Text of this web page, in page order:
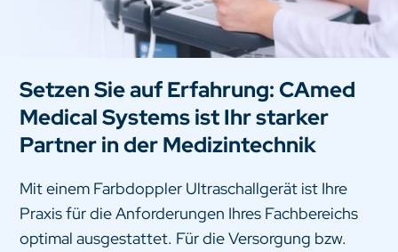
Setzen Sie auf Erfahrung: CAmed
Medical Systems ist Ihr starker
Partner in der Medizintechnik
Mit einem Farbdoppler Ultraschallgerät ist Ihre
Praxis für die Anforderungen Ihres Fachbereichs
optimal ausgestattet. Für die Versorgung bzw.